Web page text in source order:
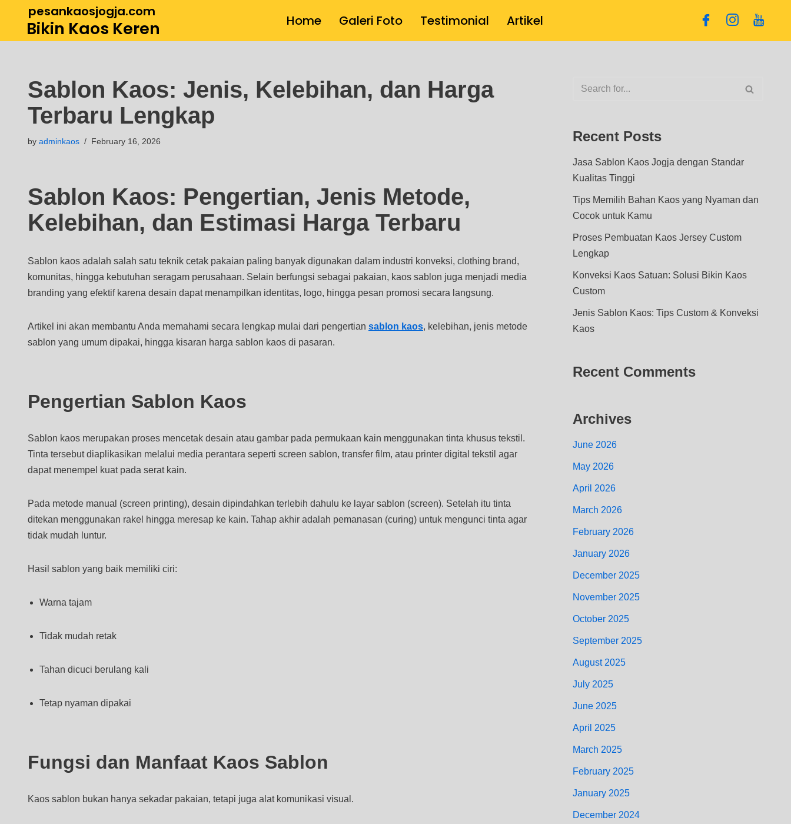
pesankaosjogja.com
Bikin Kaos Keren Home Galeri Foto Testimonial Artikel
Sablon Kaos: Jenis, Kelebihan, dan Harga
Terbaru Lengkap
by adminkaos February 16, 2026
Sablon Kaos: Pengertian, Jenis Metode,
Kelebihan, dan Estimasi Harga Terbaru
Sablon kaos adalah salah satu teknik cetak pakaian paling banyak digunakan dalam industri konveksi, clothing brand,
komunitas, hingga kebutuhan seragam perusahaan. Selain berfungsi sebagai pakaian, kaos sablon juga menjadi media
branding yang efektif karena desain dapat menampilkan identitas, logo, hingga pesan promosi secara langsung.
Artikel ini akan membantu Anda memahami secara lengkap mulai dari pengertian sablon kaos, kelebihan, jenis metode
sablon yang umum dipakai, hingga kisaran harga sablon kaos di pasaran.
Pengertian Sablon Kaos
Sablon kaos merupakan proses mencetak desain atau gambar pada permukaan kain menggunakan tinta khusus tekstil.
Tinta tersebut diaplikasikan melalui media perantara seperti screen sablon, transfer film, atau printer digital tekstil agar
dapat menempel kuat pada serat kain.
Pada metode manual (screen printing), desain dipindahkan terlebih dahulu ke layar sablon (screen). Setelah itu tinta
ditekan menggunakan rakel hingga meresap ke kain. Tahap akhir adalah pemanasan (curing) untuk mengunci tinta agar
tidak mudah luntur.
Hasil sablon yang baik memiliki ciri:
Warna tajam
Tidak mudah retak
Tahan dicuci berulang kali
Tetap nyaman dipakai
Fungsi dan Manfaat Kaos Sablon
Kaos sablon bukan hanya sekadar pakaian, tetapi juga alat komunikasi visual.
Recent Posts
Jasa Sablon Kaos Jogja dengan Standar
Kualitas Tinggi
Tips Memilih Bahan Kaos yang Nyaman dan
Cocok untuk Kamu
Proses Pembuatan Kaos Jersey Custom
Lengkap
Konveksi Kaos Satuan: Solusi Bikin Kaos
Custom
Jenis Sablon Kaos: Tips Custom & Konveksi
Kaos
Recent Comments
Archives
June 2026
May 2026
April 2026
March 2026
February 2026
January 2026
December 2025
November 2025
October 2025
September 2025
August 2025
July 2025
June 2025
April 2025
March 2025
February 2025
January 2025
December 2024